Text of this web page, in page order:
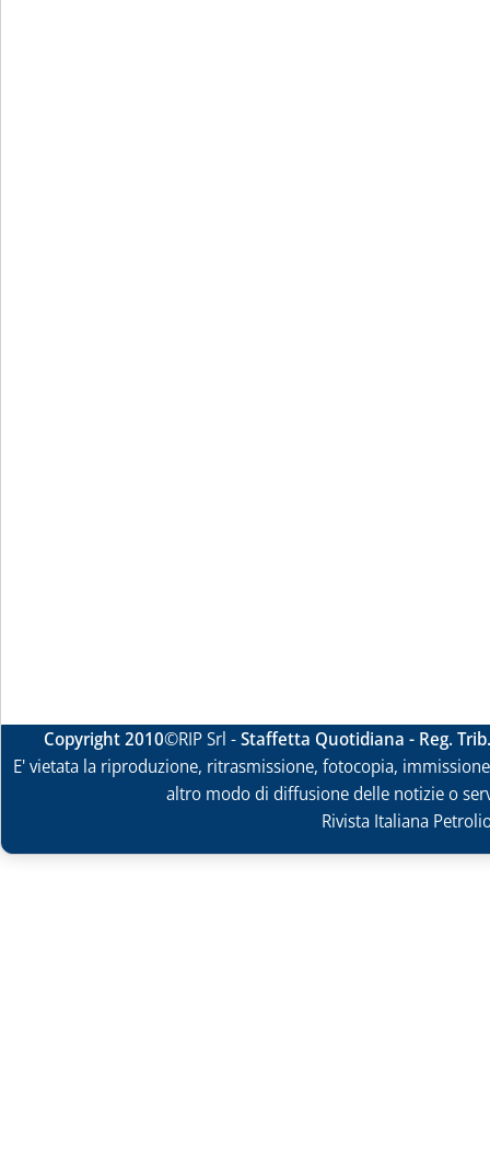
Copyright 2010©RIP Srl -Staffetta Quotidiana - Reg.
E' vietata la riproduzione, ritrasmissione, fotocopia,
altro modo di diffusione delle notizie o
Rivista Italiana